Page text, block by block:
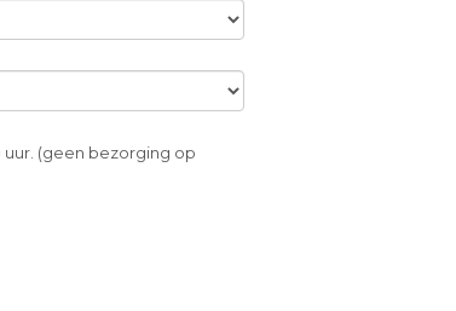
uur. (geen bezorging op